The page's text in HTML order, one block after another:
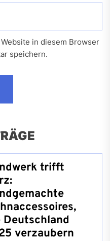
in diesem Browser
speichern.
trifft
Deutschland
verzaubern